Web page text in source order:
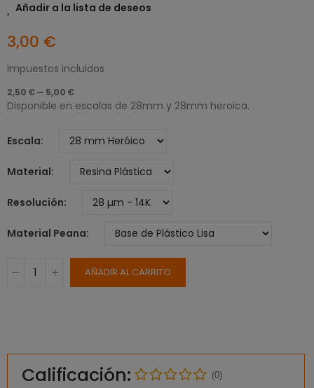
Añadir a la lista de deseos
3,00 €
Impuestos incluidos
2,50 € — 5,00 €
Disponible en escalas de 28mm y 28mm heroica.
Escala
Material
Resolución
Material Peana
AÑADIR AL CARRITO
Calificación: (0)